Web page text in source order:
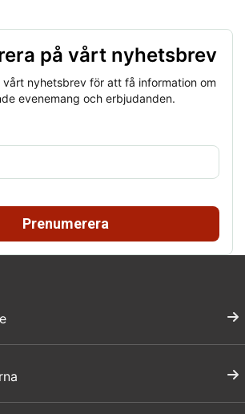
och karga natur, Siljans
och södra Dalarnas djupa
på en
kan det vara bra att följa med
och uppleva de guldkorn
känner till bäst. Mer erfarna
noga med att ta reda på var du
också ihåg att ha rätt körkort
i Dalarna
på vårt nyhetsbrev
vårt nyhetsbrev för att få information om
evenemang och erbjudanden.
Prenumerera